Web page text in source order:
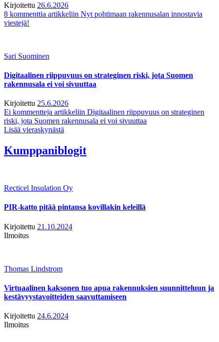
Kirjoitettu 26.6.2026
8 kommenttia artikkeliin Nyt pohtimaan rakennusalan innostavia
viestejä!
Sari Suominen
Digitaalinen riippuvuus on strateginen riski, jota Suomen
rakennusala ei voi sivuuttaa
Kirjoitettu 25.6.2026
Ei kommentteja artikkeliin Digitaalinen riippuvuus on strateginen
riski, jota Suomen rakennusala ei voi sivuuttaa
Lisää vieraskynästä
Kumppaniblogit
Recticel Insulation Oy
PIR-katto pitää pintansa kovillakin keleillä
Kirjoitettu 21.10.2024
Ilmoitus
Thomas Lindstrom
Virtuaalinen kaksonen tuo apua rakennuksien suunnitteluun ja
kestävyystavoitteiden saavuttamiseen
Kirjoitettu 24.6.2024
Ilmoitus